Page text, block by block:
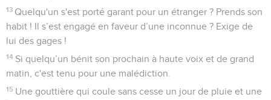
13 Quelqu'un s'est porté garant pour un étranger ? Prends son
habit ! Il s’est engagé en faveur d’une inconnue ? Exige de
lui des gages !
14 Si quelqu’un bénit son prochain à haute voix et de grand
matin, c'est tenu pour une malédiction.
15 Une gouttière qui coule sans cesse un jour de pluie et une